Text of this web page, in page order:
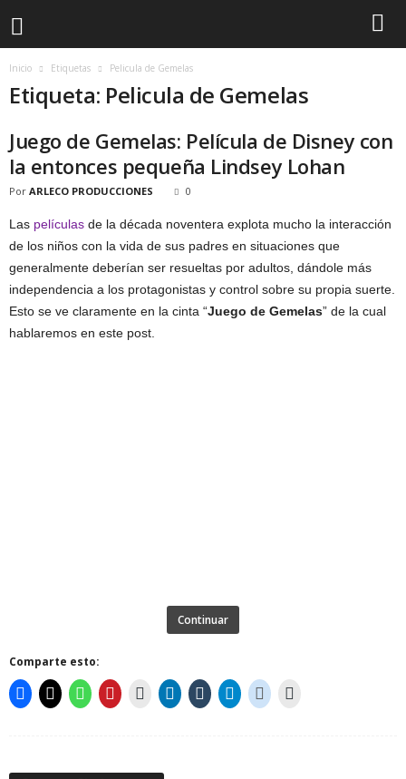
Inicio Etiquetas Pelicula de Gemelas
Etiqueta: Pelicula de Gemelas
Juego de Gemelas: Película de Disney con
la entonces pequeña Lindsey Lohan
Por ARLECO PRODUCCIONES 0
Las películas de la década noventera explota mucho la interacción
de los niños con la vida de sus padres en situaciones que
generalmente deberían ser resueltas por adultos, dándole más
independencia a los protagonistas y control sobre su propia suerte.
Esto se ve claramente en la cinta “Juego de Gemelas” de la cual
hablaremos en este post.
Continuar
Comparte esto: